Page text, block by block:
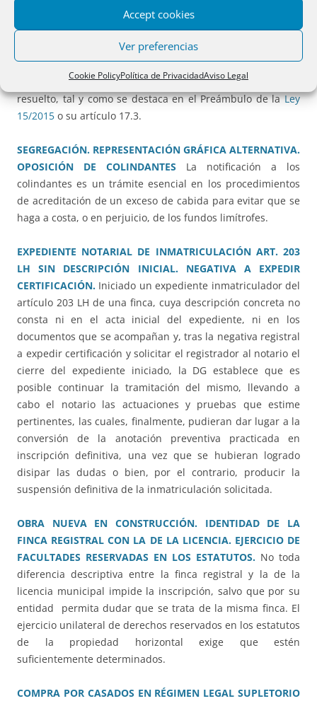
Accept cookies
Ver preferencias
Cookie PolicyPolítica de PrivacidadAviso Legal
TITULAR DE LA CUOTA RESTANTE
expresamente lo prevea, la oposición en el expediente de
alguno de los interesados no hará contencioso el
expediente notarial o registral de jurisdicción voluntaria, ni
impedirá que continúe su tramitación hasta que sea
resuelto, tal y como se destaca en el Preámbulo de laLey
15/2015 o su artículo 17.3.
SEGREGACIÓN. REPRESENTACIÓN GRÁFICA ALTERNATIVA.
OPOSICIÓN DE COLINDANTES
La notificación a los
colindantes es un trámite esencial en los procedimientos
de acreditación de un exceso de cabida para evitar que se
haga a costa, o en perjuicio, de los fundos limítrofes.
EXPEDIENTE NOTARIAL DE INMATRICULACIÓN ART. 203
LH SIN DESCRIPCIÓN INICIAL. NEGATIVA A EXPEDIR
CERTIFICACIÓN. Iniciado un expediente inmatriculador del
artículo 203 LH de una finca, cuya descripción concreta no
consta ni en el acta inicial del expediente, ni en los
documentos que se acompañan y, tras la negativa registral
a expedir certificación y solicitar el registrador al notario el
cierre del expediente iniciado, la DG establece que es
posible continuar la tramitación del mismo, llevando a
cabo el notario las actuaciones y pruebas que estime
pertinentes, las cuales, finalmente, pudieran dar lugar a la
conversión de la anotación preventiva practicada en
inscripción definitiva, una vez que se hubieran logrado
disipar las dudas o bien, por el contrario, producir la
suspensión definitiva de la inmatriculación solicitada.
OBRA NUEVA EN CONSTRUCCIÓN. IDENTIDAD DE LA
FINCA REGISTRAL CON LA DE LA LICENCIA. EJERCICIO DE
FACULTADES RESERVADAS EN LOS ESTATUTOS. No toda
diferencia descriptiva entre la finca registral y la de la
licencia municipal impide la inscripción, salvo que por su
entidad permita dudar que se trata de la misma finca. El
ejercicio unilateral de derechos reservados en los estatutos
de la propiedad horizontal exige que estén
suficientemente determinados.
COMPRA POR CASADOS EN RÉGIMEN LEGAL SUPLETORIO